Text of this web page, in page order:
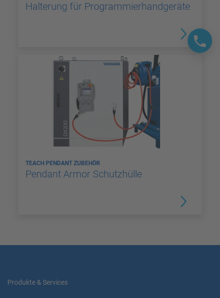
Halterung für Programmierhandgeräte
TEACH PENDANT ZUBEHÖR
Pendant Armor Schutzhülle
Produkte & Services